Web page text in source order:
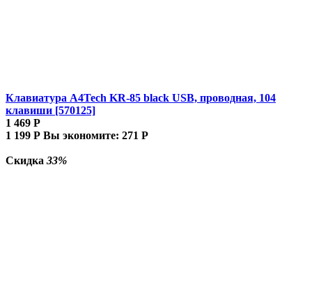
Клавиатура A4Tech KR-85 black USB, проводная, 104
клавиши [570125]
1 469 Р
1 199 Р Вы экономите: 271 Р
Скидка 33%